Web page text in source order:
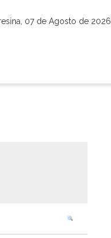
07 de Agosto de 2026